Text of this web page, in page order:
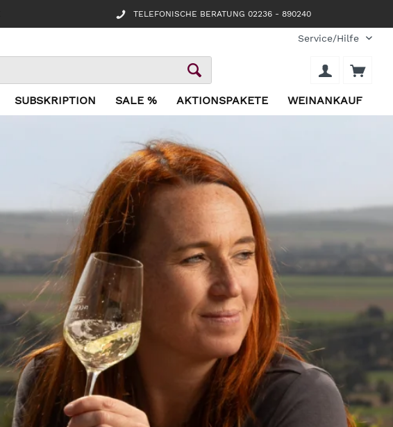
TELEFONISCHE BERATUNG 02236 - 890240
Service/Hilfe
SUBSKRIPTION SALE % AKTIONSPAKETE WEINANKAUF